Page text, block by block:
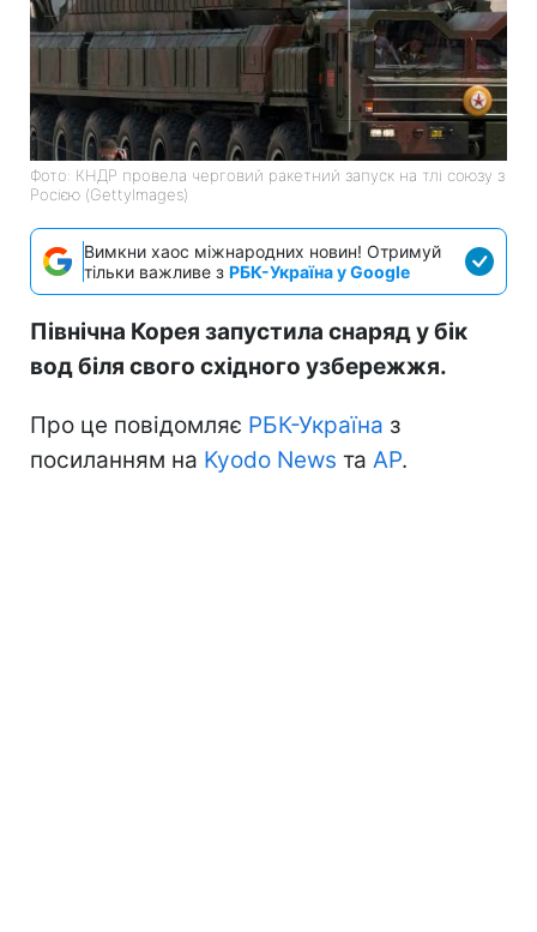
Фото: КНДР провела черговий ракетний запуск на тлі союзу з
Росією (GettyImages)
Вимкни хаос міжнародних новин! Отримуй
тільки важливе з РБК-Україна у Google
Північна Корея запустила снаряд у бік
вод біля свого східного узбережжя.
Про це повідомляє РБК-Україна з
посиланням на Kyodo News та АР.